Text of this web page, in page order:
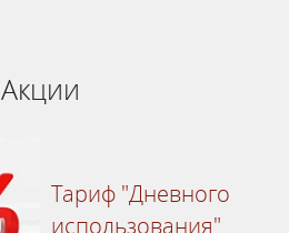
Акции
Тариф "Дневного
использования"